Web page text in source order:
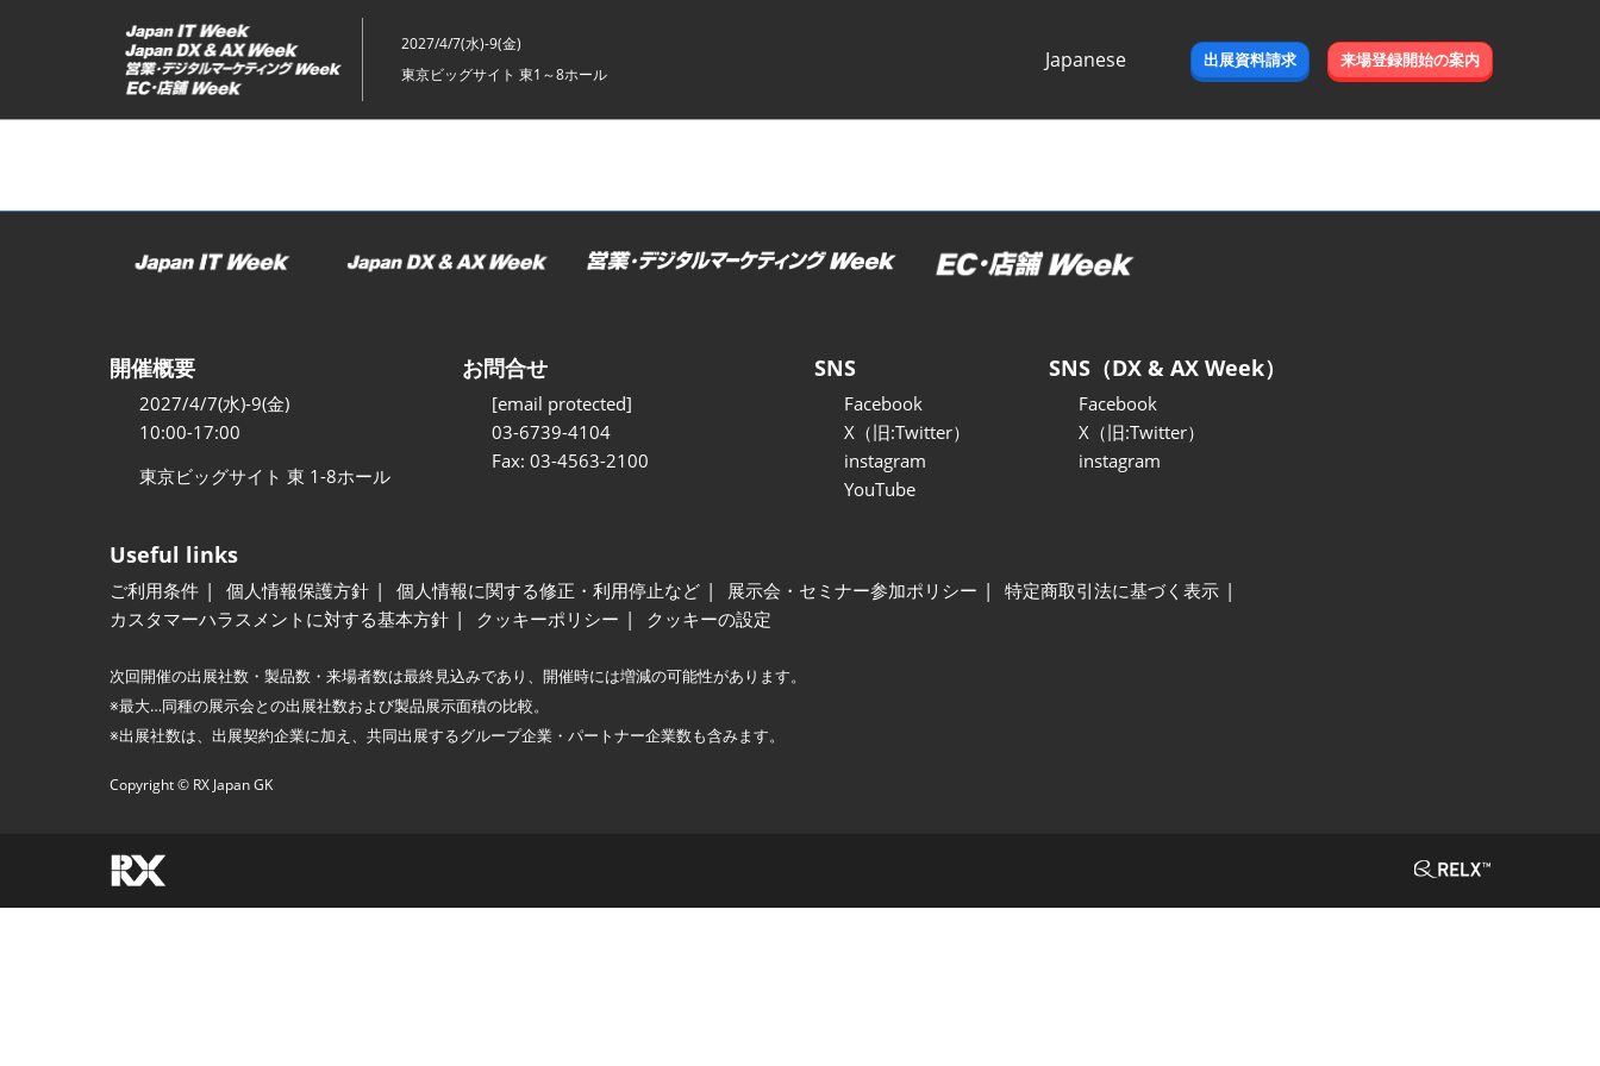
ッ
2027/4/7(水)-9(金)
東京ビッグサイト 東1～8ホール
Japanese
出展資料請求 来場登録開始の案内
開催概要
2027/4/7(水)-9(金)
10:00-17:00
東京ビッグサイト 東 1-8ホール
お問合せ
[email protected]
03-6739-4104
Fax: 03-4563-2100
SNS
Facebook
X（旧:Twitter）
instagram
YouTube
SNS（DX & AX Week）
Facebook
X（旧:Twitter）
instagram
Useful links
ご利用条件 個人情報保護方針 個人情報に関する修正・利用停止など 展示会・セミナー参加ポリシー
特定商取引法に基づく表示
カスタマーハラスメントに対する基本方針
クッキーポリシー クッキーの設定
次回開催の出展社数・製品数・来場者数は最終見込みであり、開催時には増減の可能性があります。
※最大…同種の展示会との出展社数および製品展示面積の比較。
※出展社数は、出展契約企業に加え、共同出展するグループ企業・パートナー企業数も含みます。
Copyright © RX Japan GK